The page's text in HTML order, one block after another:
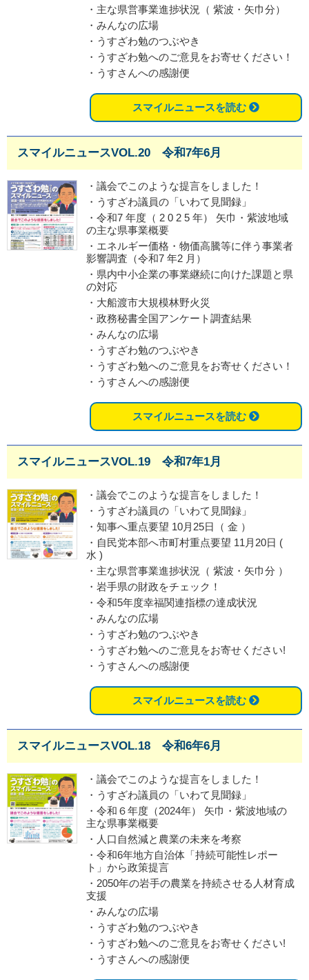
・主な県営事業進捗状況（ 紫波・矢巾分）
・みんなの広場
・うすざわ勉のつぶやき
・うすざわ勉へのご意見をお寄せください！
・うすさんへの感謝便
スマイルニュースを読む
スマイルニュースVOL.20 令和7年6月
・議会でこのような提言をしました！
・うすざわ議員の「いわて見聞録」
・令和7 年度（ 2 0 2 5 年） 矢巾・紫波地域
の主な県事業概要
・エネルギー価格・物価高騰等に伴う事業者
影響調査（令和7 年2 月）
・県内中小企業の事業継続に向けた課題と県
の対応
・大船渡市大規模林野火災
・政務秘書全国アンケート調査結果
・みんなの広場
・うすざわ勉のつぶやき
・うすざわ勉へのご意見をお寄せください！
・うすさんへの感謝便
スマイルニュースを読む
スマイルニュースVOL.19 令和7年1月
・議会でこのような提言をしました！
・うすざわ議員の「いわて見聞録」
・知事へ重点要望 10月25日（ 金 ）
・自民党本部へ市町村重点要望 11月20日 (
水 )
・主な県営事業進捗状況（ 紫波・矢巾分 ）
・岩手県の財政をチェック！
・令和5年度幸福関連指標の達成状況
・みんなの広場
・うすざわ勉のつぶやき
・うすざわ勉へのご意見をお寄せください!
・うすさんへの感謝便
スマイルニュースを読む
スマイルニュースVOL.18 令和6年6月
・議会でこのような提言をしました！
・うすざわ議員の「いわて見聞録」
・令和６年度（2024年） 矢巾・紫波地域の
主な県事業概要
・人口自然減と農業の未来を考察
・令和6年地方自治体「持続可能性レポー
ト」から政策提言
・2050年の岩手の農業を持続させる人材育成
支援
・みんなの広場
・うすざわ勉のつぶやき
・うすざわ勉へのご意見をお寄せください!
・うすさんへの感謝便